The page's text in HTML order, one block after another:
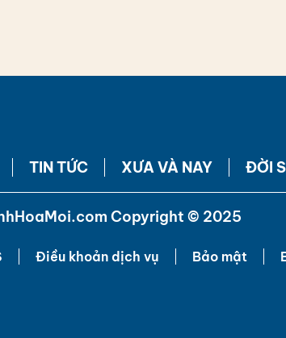
TIN TỨC XƯA VÀ NAY ĐỜI
Copyright © 2025
Điều khoản dịch vụ Bảo mật